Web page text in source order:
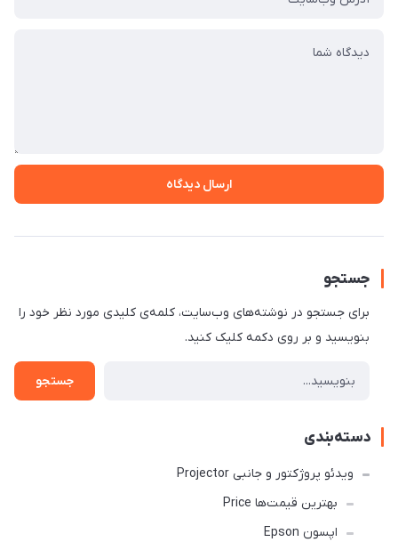
ارسال دیدگاه
جستجو
برای جستجو در نوشته‌های وب‌سایت، کلمه‌ی کلیدی مورد نظر خود را
بنویسید و بر روی دکمه کلیک کنید.
جستجو
دسته‌بندی
ویدئو پروژکتور و جانبی Projector
بهترین قیمت‌ها Price
اپسون Epson